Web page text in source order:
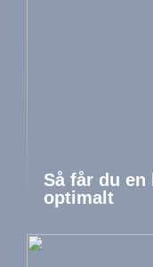
Så får du
optimalt